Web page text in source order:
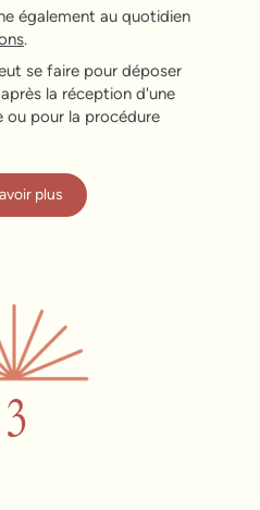
également au quotidien
.
se faire pour déposer
la réception d'une
pour la procédure
plus
3